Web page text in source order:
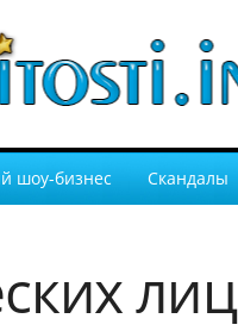
шоу-бизнес Скандалы
лиц